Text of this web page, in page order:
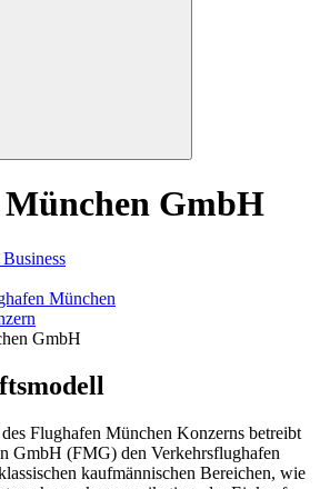
GmbH
München
GmbH
Flughafen München Konzerns betreibt
GmbH (FMG) den Verkehrsflughafen
kaufmännischen Bereichen, wie